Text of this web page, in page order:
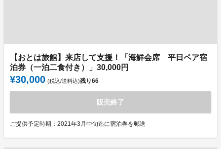
【おとは旅館】来店して支援！「海鮮会席 平日ペア宿
泊券（一泊二食付き）」30,000円
¥30,000 (税込/送料込)残り66
販売終了
ご提供予定時期：2021年3月中旬迄に宿泊券を郵送